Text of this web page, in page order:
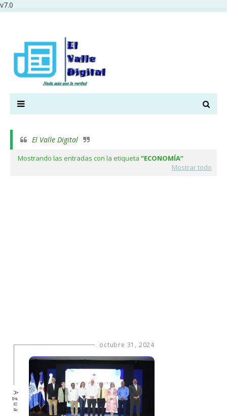
v7.0
El Valle Digital
Mostrando las entradas con la etiqueta
ECONOMÍA
Mostrar todo
octubre 31, 2024
Agua